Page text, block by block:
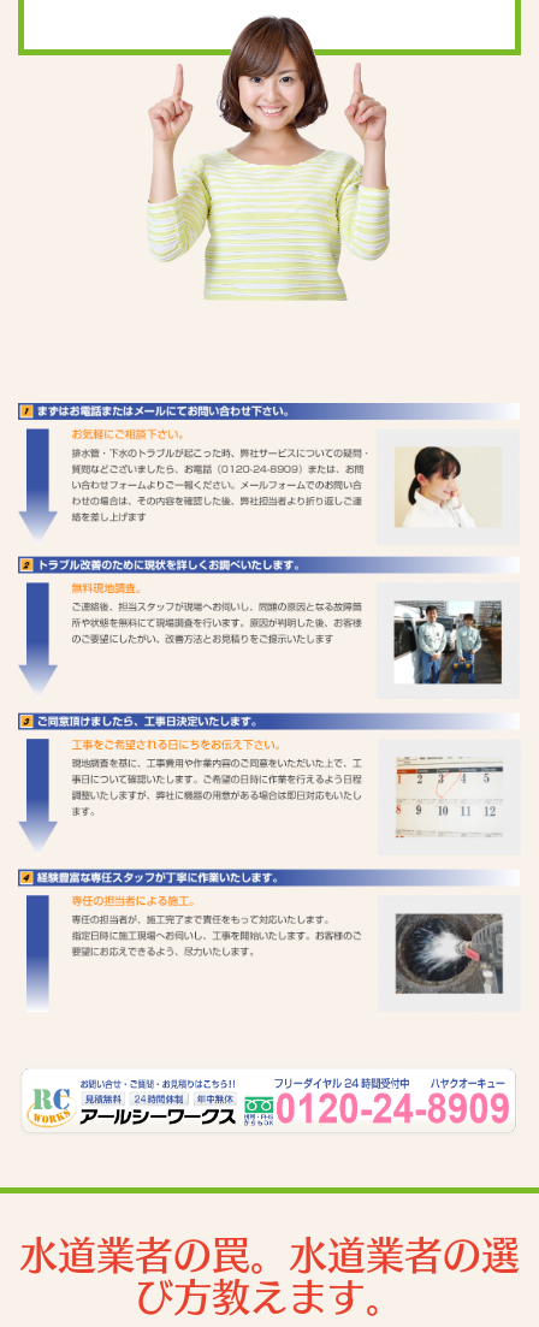
水道業者の罠。水道業者の選
び方教えます。